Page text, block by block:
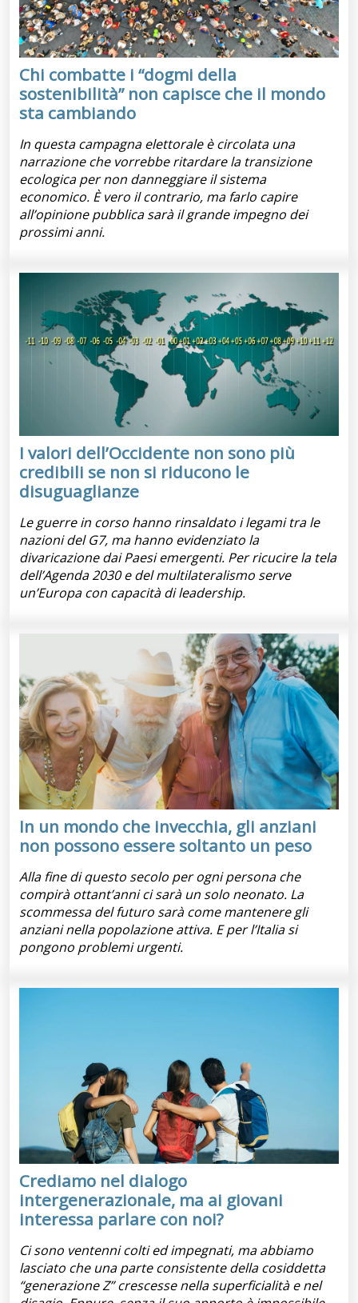
Chi combatte i “dogmi della
sostenibilità” non capisce che il mondo
sta cambiando
In questa campagna elettorale è circolata una
narrazione che vorrebbe ritardare la transizione
ecologica per non danneggiare il sistema
economico. È vero il contrario, ma farlo capire
all’opinione pubblica sarà il grande impegno dei
prossimi anni.
I valori dell’Occidente non sono più
credibili se non si riducono le
disuguaglianze
Le guerre in corso hanno rinsaldato i legami tra le
nazioni del G7, ma hanno evidenziato la
divaricazione dai Paesi emergenti. Per ricucire la tela
dell’Agenda 2030 e del multilateralismo serve
un’Europa con capacità di leadership.
In un mondo che invecchia, gli anziani
non possono essere soltanto un peso
Alla fine di questo secolo per ogni persona che
compirà ottant’anni ci sarà un solo neonato. La
scommessa del futuro sarà come mantenere gli
anziani nella popolazione attiva. E per l’Italia si
pongono problemi urgenti.
Crediamo nel dialogo
intergenerazionale, ma ai giovani
interessa parlare con noi?
Ci sono ventenni colti ed impegnati, ma abbiamo
lasciato che una parte consistente della cosiddetta
“generazione Z” crescesse nella superficialità e nel